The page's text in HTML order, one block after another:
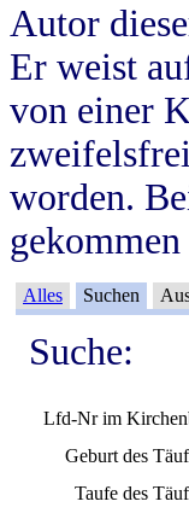
Autor
Er weist
von einer
worden.
Alles Suchen
Suche:
Lfd-Nr im
Geburt des
Taufe des